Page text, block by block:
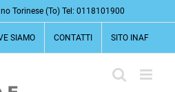
Torinese (To) Tel: 0118101900
SIAMO CONTATTI SITO INAF